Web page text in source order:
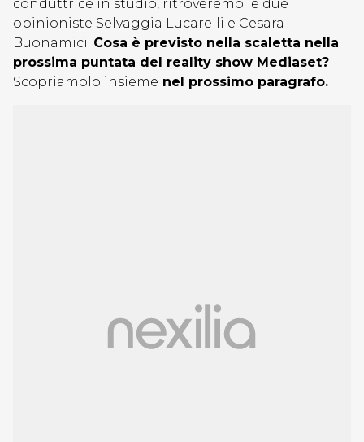
conduttrice in studio, ritroveremo le due
opinioniste Selvaggia Lucarelli e Cesara
Buonamici. Cosa è previsto nella scaletta nella
prossima puntata del reality show Mediaset?
Scopriamolo insieme nel prossimo paragrafo.